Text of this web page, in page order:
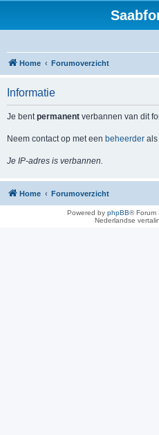
Home Forumoverzicht
Informatie
Je bentpermanent verbannen van dit
Neem contact op met een beheerder als
Je IP-adres is verbannen.
Home Forumoverzicht
Powered by phpBB® Forum
Nederlandse